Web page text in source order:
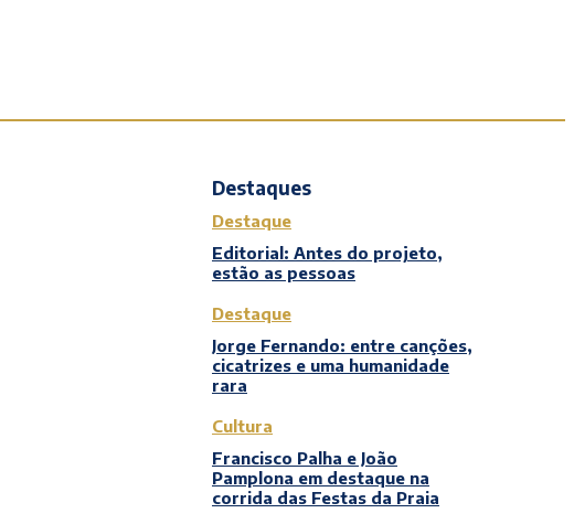
Destaques
Destaque
Editorial: Antes do projeto,
estão as pessoas
Destaque
Jorge Fernando: entre canções,
cicatrizes e uma humanidade
rara
Cultura
Francisco Palha e João
Pamplona em destaque na
corrida das Festas da Praia